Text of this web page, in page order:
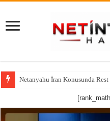
Netanyahu İran Konusunda
CNN’den çarpıcı iddia: